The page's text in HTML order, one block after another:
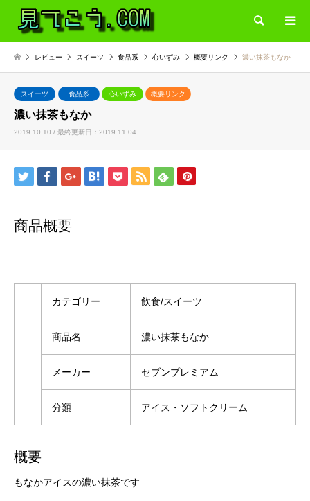
検索
レビュー スイーツ 食品系 心いずみ 概要リンク 濃い抹茶もなか
スイーツ 食品系 心いずみ 概要リンク
濃い抹茶もなか
2019.10.10 / 最終更新日：2019.11.04
商品概要
カテゴリー 飲食/スイーツ
商品名 濃い抹茶もなか
メーカー セブンプレミアム
分類 アイス・ソフトクリーム
概要
もなかアイスの濃い抹茶です